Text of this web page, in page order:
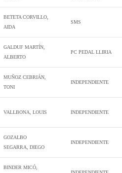
BETETA CORVILLO,
AIDA
SMS
GALDUF MARTÍN,
ALBERTO
PC PEDAL LLIRIA
MUÑOZ CEBRIÁN,
TONI
INDEPENDIENTE
VALLBONA, LOUIS INDEPENDIENTE
GOZALBO
SEGARRA, DIEGO
INDEPENDIENTE
BINDER MICÓ,